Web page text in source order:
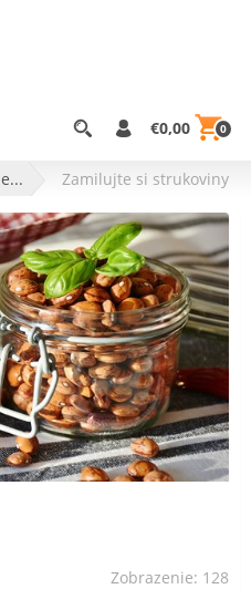
€0,00 0
Zamilujte si strukoviny
Zobrazenie: 128